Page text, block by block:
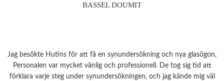
BASSEL DOUMIT
Jag besökte Hutins för att få en synundersökning och nya glasögon,
Personalen var mycket vänlig och professionell. De tog sig tid att
förklara varje steg under synundersökningen, och jag kände mig väl